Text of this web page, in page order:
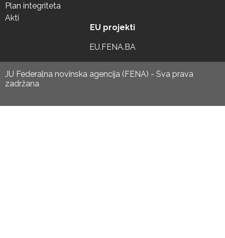
Plan integriteta
Akti
EU projekti
EU.FENA.BA
JU Federalna novinska agencija (FENA) - Sva prava
zadržana